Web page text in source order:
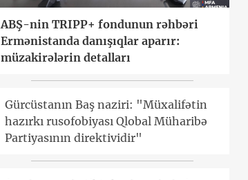
ABŞ-nin TRIPP+ fondunun rəhbəri
Ermənistanda danışıqlar aparır:
müzakirələrin detalları
Gürcüstanın Baş naziri: "Müxalifətin
hazırkı rusofobiyası Qlobal Müharibə
Partiyasının direktividir"